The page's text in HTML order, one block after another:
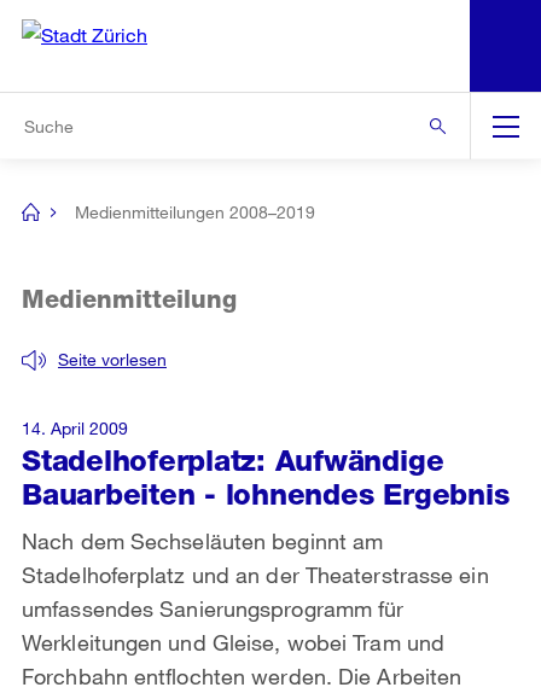
Navigation
[no
Medienmitteilungen 2008–2019
Stadelhoferplatz: Aufwändige
Bauarbeiten - lohnendes Ergebnis
Seite vorlesen
Medienmitteilung
Nach dem Sechseläuten beginnt am
Stadelhoferplatz und an der Theaterstrasse ein
umfassendes Sanierungsprogramm für
Werkleitungen und Gleise, wobei Tram und
Forchbahn entflochten werden. Die Arbeiten
14. April 2009